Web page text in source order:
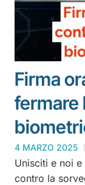
Firma
fermare
4 MARZO 2025
Unisciti e noi
contro la